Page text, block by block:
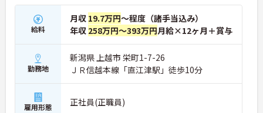
給料
月収 19.7万円～程度（諸手当込み）
年収 258万円～393万円月給×12ヶ月＋賞与
勤務地
新潟県 上越市 栄町1-7-26
ＪＲ信越本線「直江津駅」徒歩10分
雇用形態 正社員(正職員)